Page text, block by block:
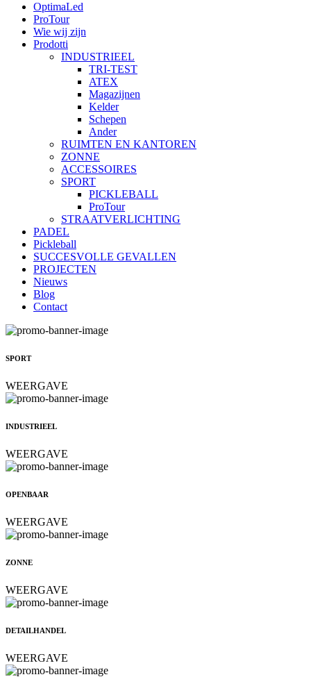
OptimaLed
ProTour
Wie wij zijn
Prodotti
INDUSTRIEEL
TRI-TEST
ATEX
Magazijnen
Kelder
Schepen
Ander
RUIMTEN EN KANTOREN
ZONNE
ACCESSOIRES
SPORT
PICKLEBALL
ProTour
STRAATVERLICHTING
PADEL
Pickleball
SUCCESVOLLE GEVALLEN
PROJECTEN
Nieuws
Blog
Contact
SPORT
WEERGAVE
INDUSTRIEEL
WEERGAVE
OPENBAAR
WEERGAVE
ZONNE
WEERGAVE
DETAILHANDEL
WEERGAVE